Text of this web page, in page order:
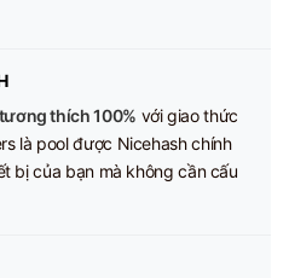
tương thích 100% với giao thức
là pool được Nicehash chính
bị của bạn mà không cần cấu